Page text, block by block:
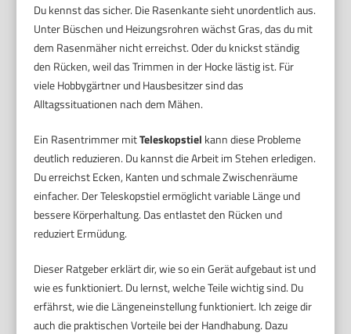
Du kennst das sicher. Die Rasenkante sieht unordentlich aus.
Unter Büschen und Heizungsrohren wächst Gras, das du mit
dem Rasenmäher nicht erreichst. Oder du knickst ständig
den Rücken, weil das Trimmen in der Hocke lästig ist. Für
viele Hobbygärtner und Hausbesitzer sind das
Alltagssituationen nach dem Mähen.
Ein Rasentrimmer mitTeleskopstiel kann diese Probleme
deutlich reduzieren. Du kannst die Arbeit im Stehen erledigen.
Du erreichst Ecken, Kanten und schmale Zwischenräume
einfacher. Der Teleskopstiel ermöglicht variable Länge und
bessere Körperhaltung. Das entlastet den Rücken und
reduziert Ermüdung.
Dieser Ratgeber erklärt dir, wie so ein Gerät aufgebaut ist und
wie es funktioniert. Du lernst, welche Teile wichtig sind. Du
erfährst, wie die Längeneinstellung funktioniert. Ich zeige dir
auch die praktischen Vorteile bei der Handhabung. Dazu